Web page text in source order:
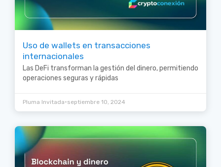
Uso de wallets en transacciones
internacionales
Las DeFi transforman la gestión del dinero, permitiendo
operaciones seguras y rápidas
Pluma Invitada•septiembre 10, 2024